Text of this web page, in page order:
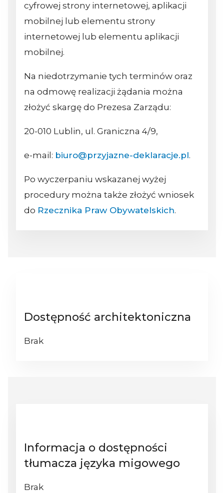
cyfrowej strony internetowej, aplikacji
mobilnej lub elementu strony
internetowej lub elementu aplikacji
mobilnej.
Na niedotrzymanie tych terminów oraz
na odmowę realizacji żądania można
złożyć skargę do Prezesa Zarządu:
20-010 Lublin, ul. Graniczna 4/9,
e-mail: biuro@przyjazne-deklaracje.pl.
Po wyczerpaniu wskazanej wyżej
procedury można także złożyć wniosek
do Rzecznika Praw Obywatelskich.
Dostępność architektoniczna
Brak
Informacja o dostępności
tłumacza języka migowego
Brak